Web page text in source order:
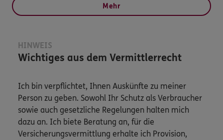
Mehr
HINWEIS
Wichtiges aus dem Vermittlerrecht
Ich bin verpflichtet, Ihnen Auskünfte zu meiner
Person zu geben. Sowohl Ihr Schutz als Verbraucher
sowie auch gesetzliche Regelungen halten mich
dazu an. Ich biete Beratung an, für die
Versicherungsvermittlung erhalte ich Provision,